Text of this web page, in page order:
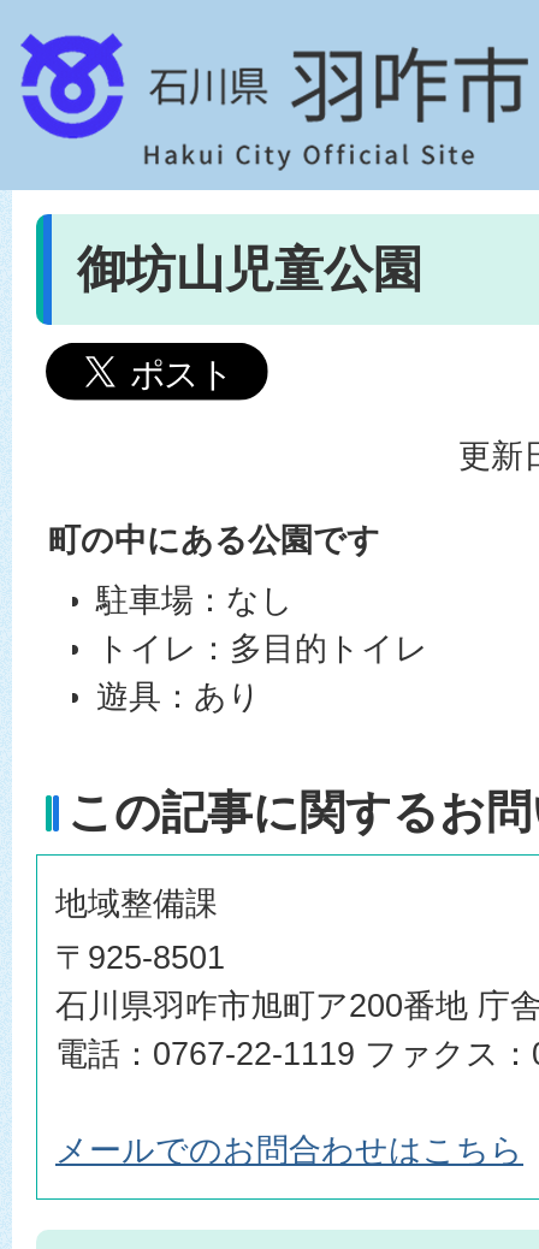
御坊山児童公園
更新
町の中にある公園です
駐車場：なし
トイレ：多目的トイレ
遊具：あり
この記事に関するお
地域整備課
〒925-8501
石川県羽咋市旭町ア200番地 庁
電話：0767-22-1119 ファクス
メールでのお問合わせはこちら